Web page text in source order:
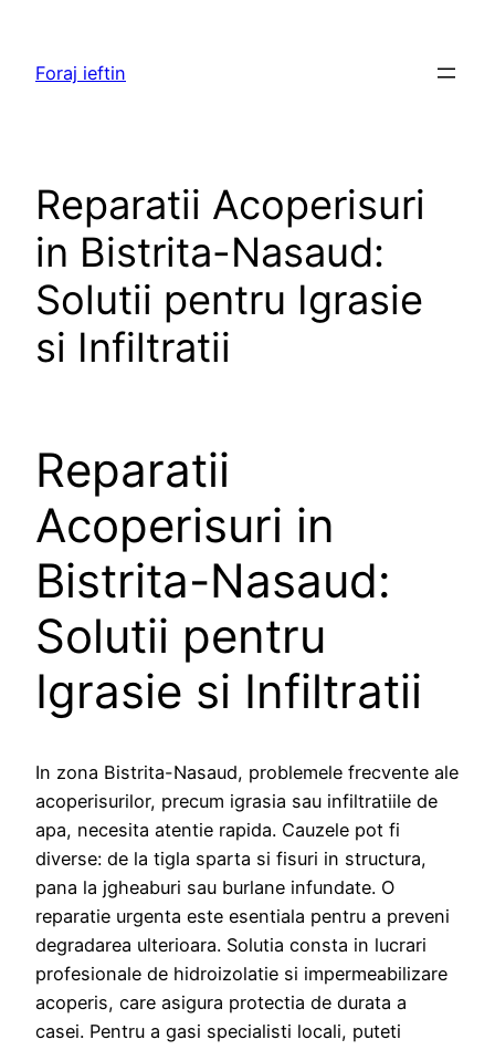
content
Foraj ieftin
Reparatii Acoperisuri
in Bistrita-Nasaud:
Solutii pentru Igrasie
si Infiltratii
Reparatii
Acoperisuri in
Bistrita-Nasaud:
Solutii pentru
Igrasie si Infiltratii
In zona Bistrita-Nasaud, problemele frecvente ale
acoperisurilor, precum igrasia sau infiltratiile de
apa, necesita atentie rapida. Cauzele pot fi
diverse: de la tigla sparta si fisuri in structura,
pana la jgheaburi sau burlane infundate. O
reparatie urgenta este esentiala pentru a preveni
degradarea ulterioara. Solutia consta in lucrari
profesionale de hidroizolatie si impermeabilizare
acoperis, care asigura protectia de durata a
casei. Pentru a gasi specialisti locali, puteti